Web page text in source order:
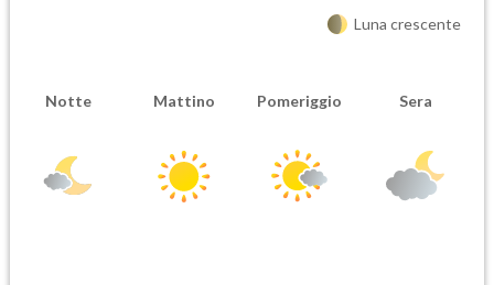
Luna crescente
Notte Mattino Pomeriggio Sera